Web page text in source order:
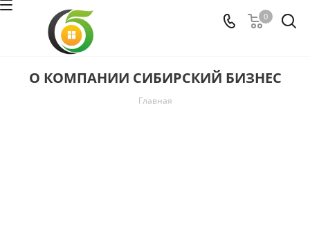
0
О КОМПАНИИ СИБИРСКИЙ БИЗНЕС
Главная